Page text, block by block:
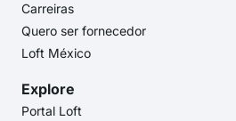
Carreiras
Quero ser fornecedor
Loft México
Explore
Portal Loft